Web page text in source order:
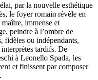
par la nouvelle esthétique
le foyer romain révèle en
immense et
peindre à l’ombre de
fidèles ou indépendants,
tardifs. De
à Leonello Spada, les
et finissent par composer